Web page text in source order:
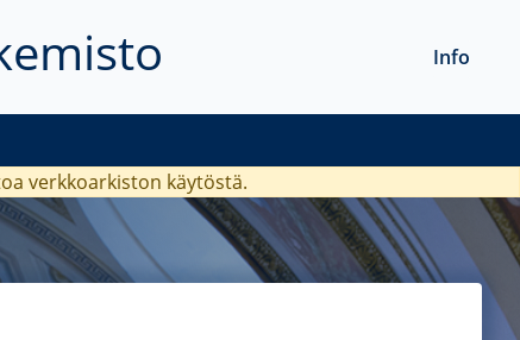
Info
verkkoarkiston käytöstä.